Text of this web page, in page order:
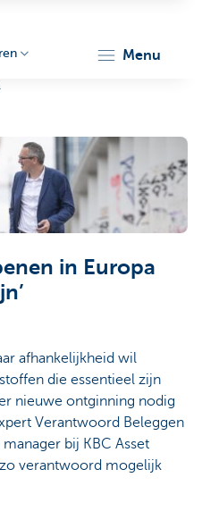
menu
in Europa
afhankelijkheid wil
die essentieel zijn
nieuwe ontginning nodig
Verantwoord Beleggen
bij KBC Asset
verantwoord mogelijk